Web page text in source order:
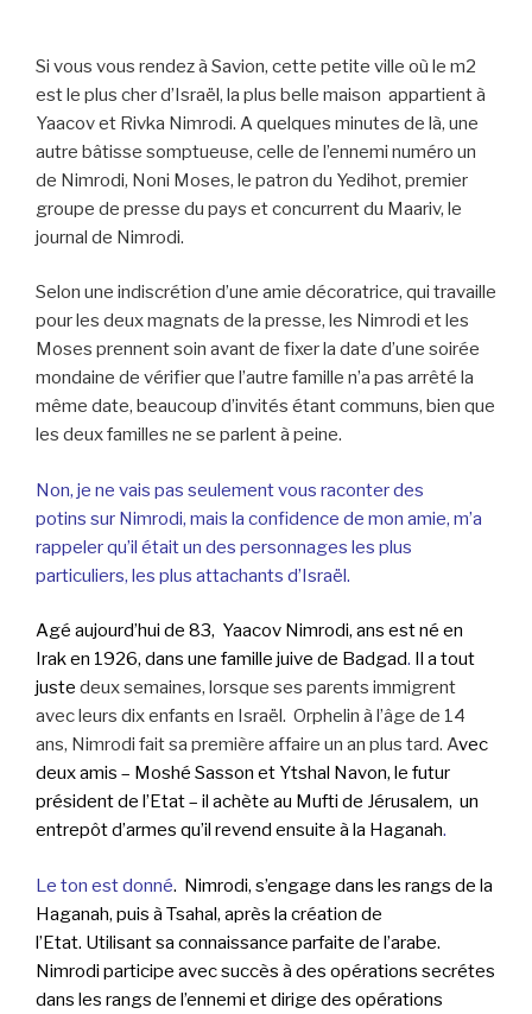
Si vous vous rendez à Savion, cette petite ville où le m2
est le plus cher d’Israël, la plus belle maison appartient à
Yaacov et Rivka Nimrodi. A quelques minutes de là, une
autre bâtisse somptueuse, celle de l’ennemi numéro un
de Nimrodi, Noni Moses, le patron du Yedihot, premier
groupe de presse du pays et concurrent du Maariv, le
journal de Nimrodi.
Selon une indiscrétion d’une amie décoratrice, qui travaille
pour les deux magnats de la presse, les Nimrodi et les
Moses prennent soin avant de fixer la date d’une soirée
mondaine de vérifier que l’autre famille n’a pas arrêté la
même date, beaucoup d’invités étant communs, bien que
les deux familles ne se parlent à peine.
Non, je ne vais pas seulement vous raconter des
potins sur Nimrodi, mais la confidence de mon amie, m’a
rappeler qu’il était un des personnages les plus
particuliers, les plus attachants d’Israël.
Agé aujourd’hui de 83, Yaacov Nimrodi, ans est né en
Irak en 1926, dans une famille juive de Badgad.
Il a tout
juste deux semaines, lorsque ses parents immigrent
avec leurs dix enfants en Israël. Orphelin à l’âge de 14
ans, Nimrodi fait sa première affaire un an plus tard. Avec
deux amis – Moshé Sasson et Ytshal Navon, le futur
président de l’Etat – il achète au Mufti de Jérusalem, un
entrepôt d’armes qu’il revend ensuite à la Haganah.
Le ton est donné. Nimrodi, s’engage dans les rangs de la
Haganah, puis à Tsahal, après la création de
l’Etat. Utilisant sa connaissance parfaite de l’arabe.
Nimrodi participe avec succès à des opérations secrétes
dans les rangs de l’ennemi et dirige des opérations